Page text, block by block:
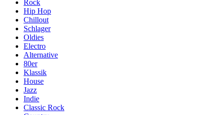
Rock
Hip Hop
Chillout
Schlager
Oldies
Electro
Alternative
80er
Klassik
House
Jazz
Indie
Classic Rock